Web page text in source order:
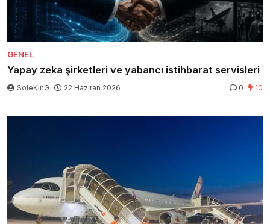
GENEL
Yapay zeka şirketleri ve yabancı istihbarat servisleri
SoleKinG 22 Haziran 2026 0 10